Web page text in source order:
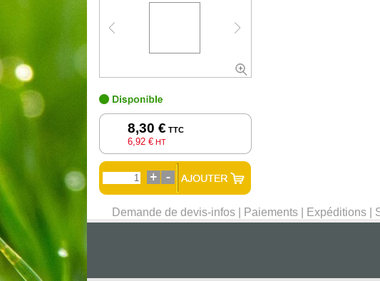
8,30 € TTC
6,92 € HT
Demande de devis-infos Paiements Expéditions